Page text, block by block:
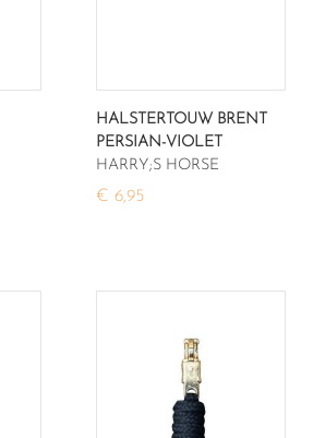
HALSTERTOUW BRENT
PERSIAN-VIOLET
HARRY;S HORSE
€ 6,95